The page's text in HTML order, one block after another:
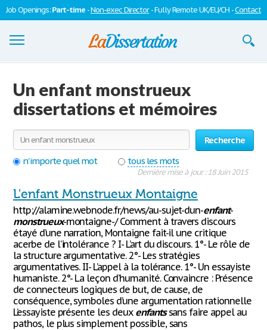
Job Openings:Part-time -Non-exec Director- Fully Remote UK/EU/CH -Contact
S'inscrire
Se connecter
Contactez-nous
Un enfant monstrueux
dissertations et mémoires
Recherche
n'importe quel mot
tous les mots
Dernière mise à jour : 18 Juin 2015
L'enfant Monstrueux Montaigne
http://alamine.webnode.fr/news/au-sujet-dun-enfant-
monstrueux-montaigne-/ Comment à travers discours
étayé d’une narration, Montaigne fait-il une critique
acerbe de l’intolérance ? I- L’art du discours. 1°- Le rôle de
la structure argumentative. 2°- Les stratégies
argumentatives. II- L’appel à la tolérance. 1°- Un essayiste
humaniste. 2°- La leçon d’humanité. Convaincre : Présence
de connecteurs logiques de but, de cause, de
conséquence, symboles d’une argumentation rationnelle
L’essayiste présente les deux enfantssans faire appel au
pathos, le plus simplement possible, sans